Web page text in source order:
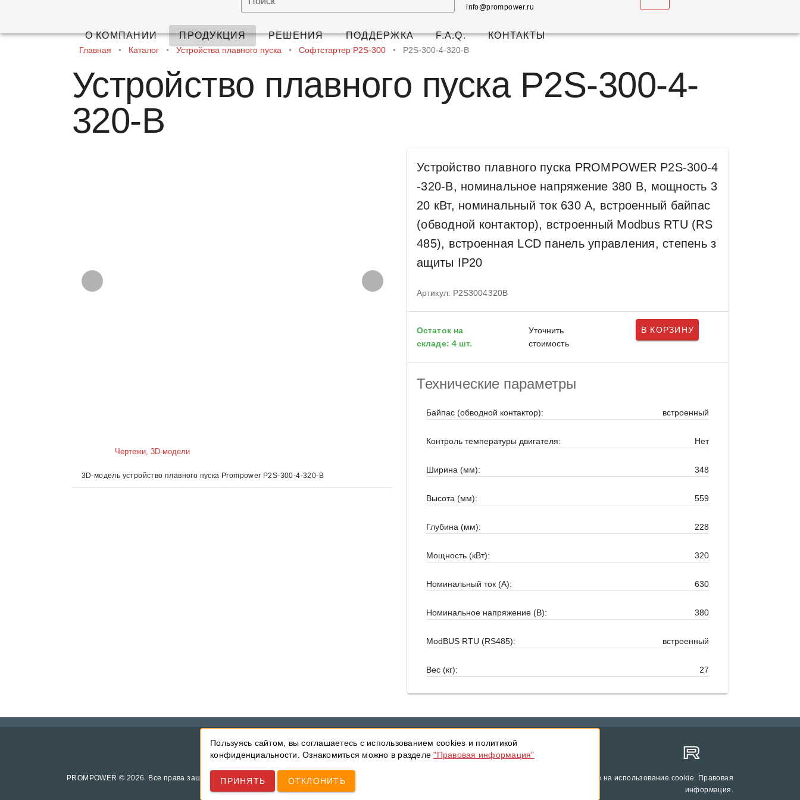
info@prompower.ru
О КОМПАНИИ ПРОДУКЦИЯ РЕШЕНИЯ ПОДДЕРЖКА F.A.Q. КОНТАКТЫ
Главная • Каталог • Устройства плавного пуска • Софтстартер P2S-300 • P2S-300-4-320-B
Устройство плавного пуска P2S-300-4-
320-B
Чертежи, 3D-модели
3D-модель устройство плавного пуска Prompower P2S-300-4-320-B
Устройство плавного пуска PROMPOWER P2S-300-4
-320-B, номинальное напряжение 380 В, мощность 3
20 кВт, номинальный ток 630 А, встроенный байпас
(обводной контактор), встроенный Modbus RTU (RS
485), встроенная LCD панель управления, степень з
ащиты IP20
Артикул: P2S3004320B
Остаток на
складе: 4 шт.
Уточнить
стоимость
В КОРЗИНУ
Технические параметры
Байпас (обводной контактор): встроенный
Контроль температуры двигателя: Нет
Ширина (мм): 348
Высота (мм): 559
Глубина (мм): 228
Мощность (кВт): 320
Номинальный ток (А): 630
Номинальное напряжение (В): 380
ModBUS RTU (RS485): встроенный
Вес (кг): 27
PROMPOWER © 2026. Все права защищены. Данный сайт использует технологию cookie. Оставаясь на сайте вы даете согласие на использование cookie. Правовая
информация .
Пользуясь сайтом, вы соглашаетесь с использованием cookies и политикой
конфиденциальности. Ознакомиться можно в разделе"Правовая информация"
ПРИНЯТЬ ОТКЛОНИТЬ